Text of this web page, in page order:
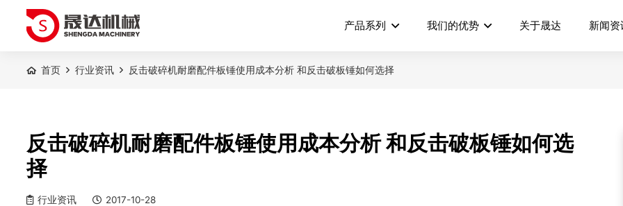
产品系列 我们的优势 关于晟达 新闻资
首页 行业资讯 反击破碎机耐磨配件板锤使用成本分析 和反击破板锤如何选择
反击破碎机耐磨配件板锤使用成本分析 和反击破板锤如何选
择
行业资讯 2017-10-28